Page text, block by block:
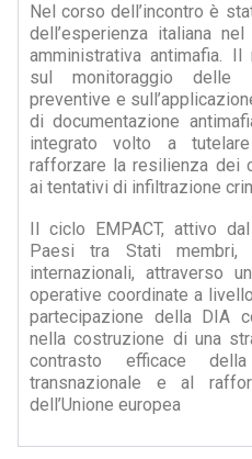
Nel corso dell’incontro è
dell’esperienza italiana
amministrativa antimafia.
sul monitoraggio delle
preventive e
di documentazione
integrato volto a
rafforzare la resilienza dei
ai tentativi di infiltrazione
Il ciclo EMPACT, attivo
Paesi tra Stati
internazionali, attraverso
operative coordinate a
partecipazione della DIA
nella costruzione di una
contrasto efficace
transnazionale e al
dell’Unione europea